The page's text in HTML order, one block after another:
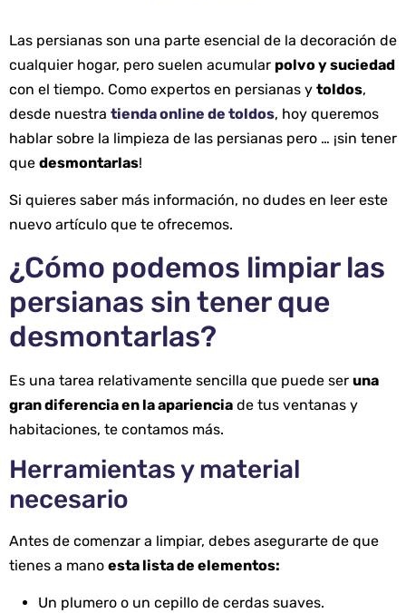
Las persianas son una parte esencial de la decoración de
cualquier hogar, pero suelen acumular polvo y suciedad
con el tiempo. Como expertos en persianas y toldos,
desde nuestra tienda online de toldos, hoy queremos
hablar sobre la limpieza de las persianas pero … ¡sin tener
que desmontarlas!
Si quieres saber más información, no dudes en leer este
nuevo artículo que te ofrecemos.
¿Cómo podemos limpiar las
persianas sin tener que
desmontarlas?
Es una tarea relativamente sencilla que puede ser una
gran diferencia en la apariencia de tus ventanas y
habitaciones, te contamos más.
Herramientas y material
necesario
Antes de comenzar a limpiar, debes asegurarte de que
tienes a mano esta lista de elementos:
Un plumero o un cepillo de cerdas suaves.